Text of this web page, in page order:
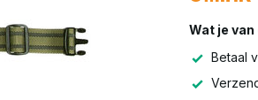
Wat je
Betaal